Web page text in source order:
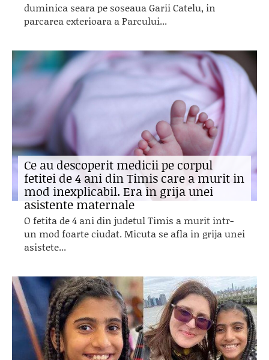
duminica seara pe soseaua Garii Catelu, in
parcarea exterioara a Parcului...
Ce au descoperit medicii pe corpul
fetitei de 4 ani din Timis care a murit in
mod inexplicabil. Era in grija unei
asistente maternale
O fetita de 4 ani din judetul Timis a murit intr-
un mod foarte ciudat. Micuta se afla in grija unei
asistete...